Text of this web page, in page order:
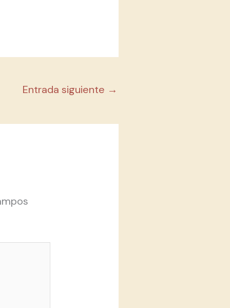
Entrada siguiente →